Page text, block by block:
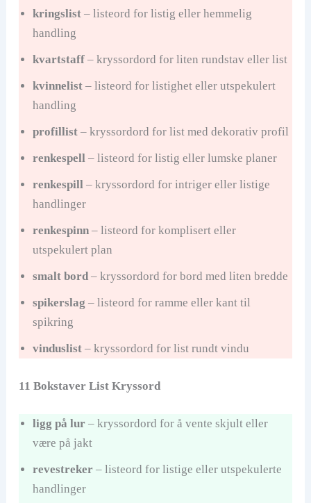
kringslist– listeord for listig eller hemmelig
handling
kvartstaff– kryssordord for liten rundstav eller list
kvinnelist– listeord for listighet eller utspekulert
handling
profillist– kryssordord for list med dekorativ profil
renkespell– listeord for listig eller lumske planer
renkespill– kryssordord for intriger eller listige
handlinger
renkespinn– listeord for komplisert eller
utspekulert plan
smalt bord– kryssordord for bord med liten bredde
spikerslag – listeord for ramme eller kant til
spikring
vinduslist– kryssordord for list rundt vindu
11 Bokstaver List Kryssord
ligg på lur– kryssordord for å vente skjult eller
være på jakt
revestreker– listeord for listige eller utspekulerte
handlinger